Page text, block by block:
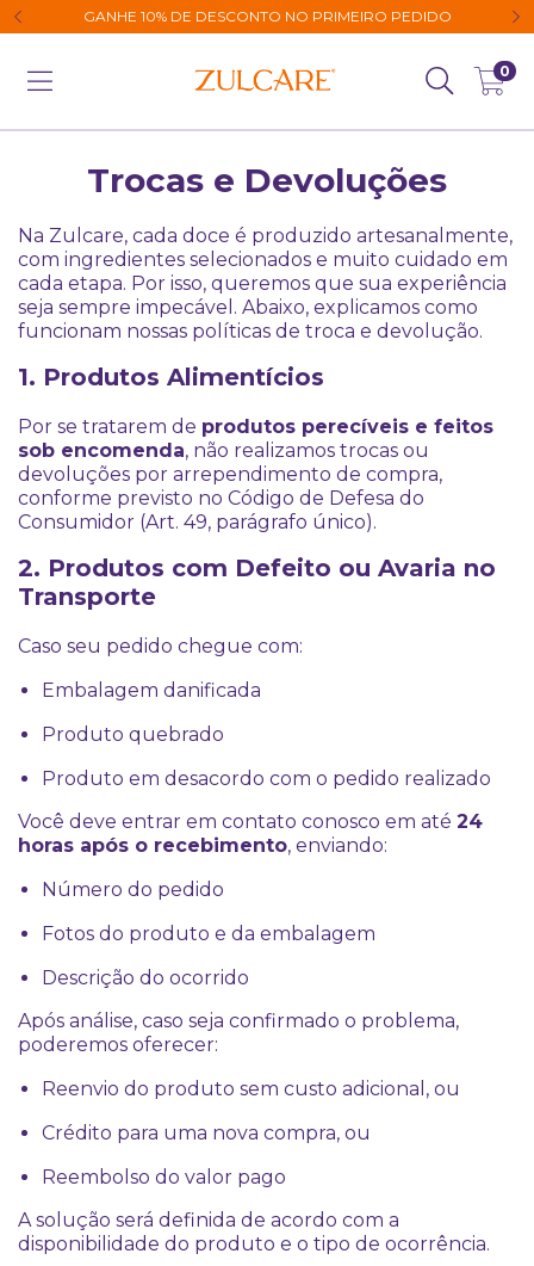
GANHE 10% DE DESCONTO NO PRIMEIRO PEDIDO
0
Trocas e Devoluções
Na Zulcare, cada doce é produzido artesanalmente,
com ingredientes selecionados e muito cuidado em
cada etapa. Por isso, queremos que sua experiência
seja sempre impecável. Abaixo, explicamos como
funcionam nossas políticas de troca e devolução.
1. Produtos Alimentícios
Por se tratarem de produtos perecíveis e feitos
sob encomenda, não realizamos trocas ou
devoluções por arrependimento de compra,
conforme previsto no Código de Defesa do
Consumidor (Art. 49, parágrafo único).
2. Produtos com Defeito ou Avaria no
Transporte
Caso seu pedido chegue com:
Embalagem danificada
Produto quebrado
Produto em desacordo com o pedido realizado
Você deve entrar em contato conosco em até 24
horas após o recebimento, enviando:
Número do pedido
Fotos do produto e da embalagem
Descrição do ocorrido
Após análise, caso seja confirmado o problema,
poderemos oferecer:
Reenvio do produto sem custo adicional, ou
Crédito para uma nova compra, ou
Reembolso do valor pago
A solução será definida de acordo com a
disponibilidade do produto e o tipo de ocorrência.